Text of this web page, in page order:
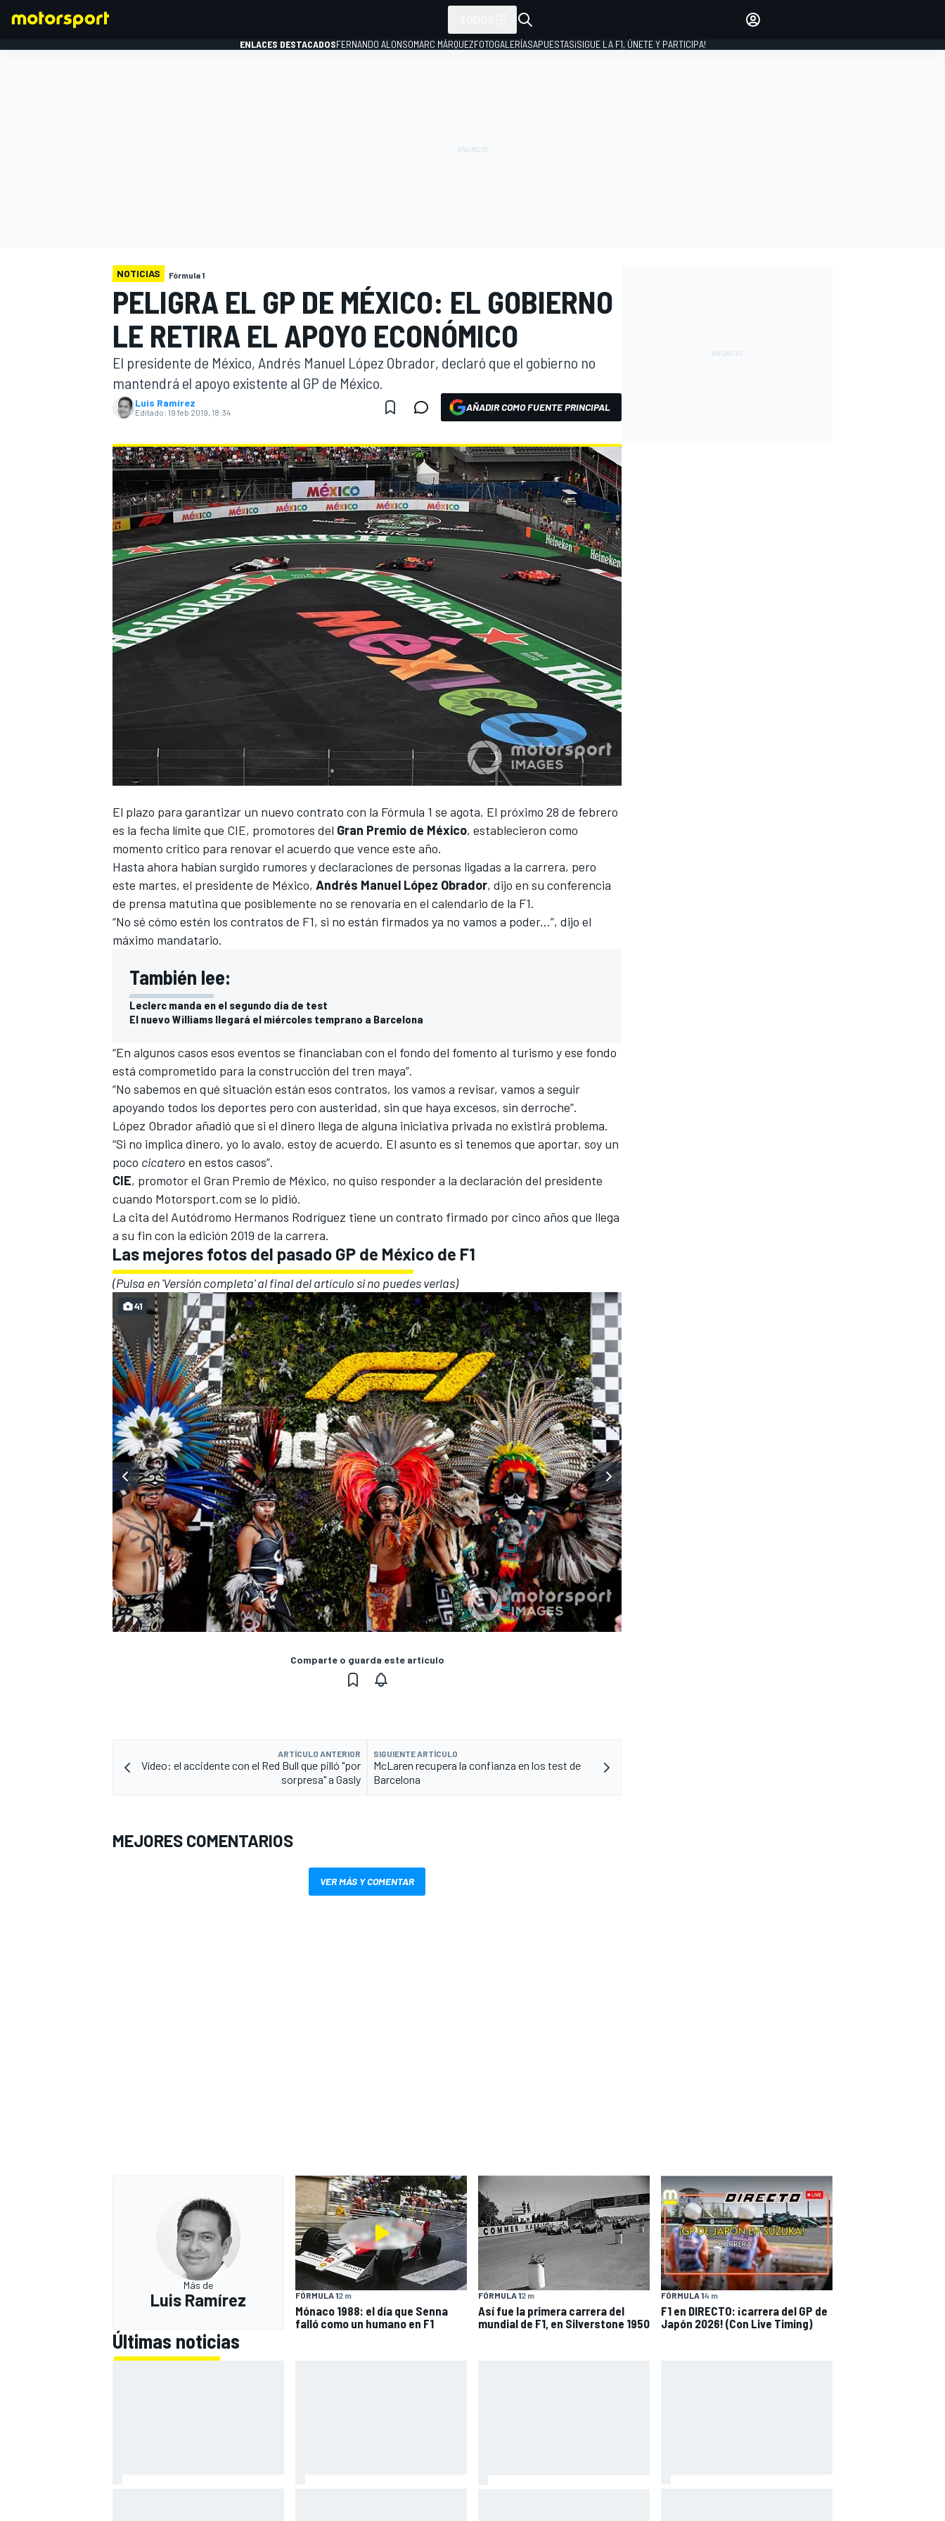
WEC FÓRMULA E
MÁS CATEGORÍAS
ENLACES DESTACADOSFERNANDO ALONSOMARC MÁRQUEZFOTOGALERÍASAPUESTAS¡SIGUE LA F1, ÚNETE Y PARTICIPA!
NOTICIAS Fórmula 1
PELIGRA EL GP DE MÉXICO: EL GOBIERNO
LE RETIRA EL APOYO ECONÓMICO
El presidente de México, Andrés Manuel López Obrador, declaró que el gobierno no
mantendrá el apoyo existente al GP de México.
Luis Ramírez
Editado: 19 feb 2019, 18:34 AÑADIR COMO FUENTE PRINCIPAL
El plazo para garantizar un nuevo contrato con la Fórmula 1 se agota. El próximo 28 de febrero
es la fecha límite que CIE, promotores del Gran Premio de México, establecieron como
momento crítico para renovar el acuerdo que vence este año.
Hasta ahora habían surgido rumores y declaraciones de personas ligadas a la carrera, pero
este martes, el presidente de México, Andrés Manuel López Obrador, dijo en su conferencia
de prensa matutina que posiblemente no se renovaría en el calendario de la F1.
“No sé cómo estén los contratos de F1, si no están firmados ya no vamos a poder...”, dijo el
máximo mandatario.
También lee:
Leclerc manda en el segundo día de test
El nuevo Williams llegará el miércoles temprano a Barcelona
“En algunos casos esos eventos se financiaban con el fondo del fomento al turismo y ese fondo
está comprometido para la construcción del tren maya”.
“No sabemos en qué situación están esos contratos, los vamos a revisar, vamos a seguir
apoyando todos los deportes pero con austeridad, sin que haya excesos, sin derroche”.
López Obrador añadió que si el dinero llega de alguna iniciativa privada no existirá problema.
“Si no implica dinero, yo lo avalo, estoy de acuerdo. El asunto es si tenemos que aportar, soy un
poco cicatero en estos casos”.
CIE, promotor el Gran Premio de México, no quiso responder a la declaración del presidente
cuando Motorsport.com se lo pidió.
La cita del Autódromo Hermanos Rodríguez tiene un contrato firmado por cinco años que llega
a su fin con la edición 2019 de la carrera.
Las mejores fotos del pasado GP de México de F1
(Pulsa en 'Versión completa' al final del artículo si no puedes verlas)
41
Comparte o guarda este artículo
ARTÍCULO ANTERIOR
Vídeo: el accidente con el Red Bull que pilló "por
sorpresa" a Gasly
SIGUIENTE ARTÍCULO
McLaren recupera la confianza en los test de
Barcelona
MEJORES COMENTARIOS
VER MÁS Y COMENTAR
Más de
Luis Ramírez FÓRMULA 12 m
Mónaco 1988: el día que Senna
falló como un humano en F1
FÓRMULA 12 m
Así fue la primera carrera del
mundial de F1, en Silverstone 1950
FÓRMULA 14 m
F1 en DIRECTO: ¡carrera del GP de
Japón 2026! (Con Live Timing)
Últimas noticias